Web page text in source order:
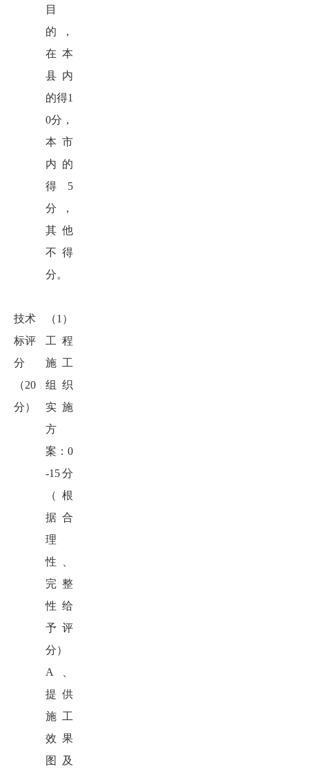
目
的，
在本
县内
的得1
0分，
本市
内的
得5
分，
其他
不得
分。
技术
标评
分
（20
分）
（1）
工程
施工
组织
实施
方
案：0
-15分
（根
据合
理
性、
完整
性给
予评
分）
A、
提供
施工
效果
图及